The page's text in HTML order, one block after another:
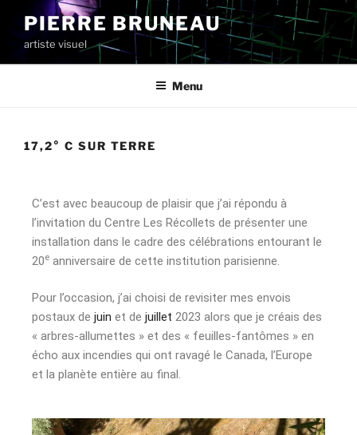
PIERRE BRUNEAU
artiste visuel
Menu
17,2° C SUR TERRE
C’est avec beaucoup de plaisir que j’ai répondu à
l’invitation du Centre Les Récollets de présenter une
installation dans le cadre des célébrations entourant le
20e anniversaire de cette institution parisienne.
Pour l’occasion, j’ai choisi de revisiter mes envois
postaux de juin et de juillet 2023 alors que je créais des
« arbres-allumettes » et des « feuilles-fantômes » en
écho aux incendies qui ont ravagé le Canada, l’Europe
et la planète entière au final.